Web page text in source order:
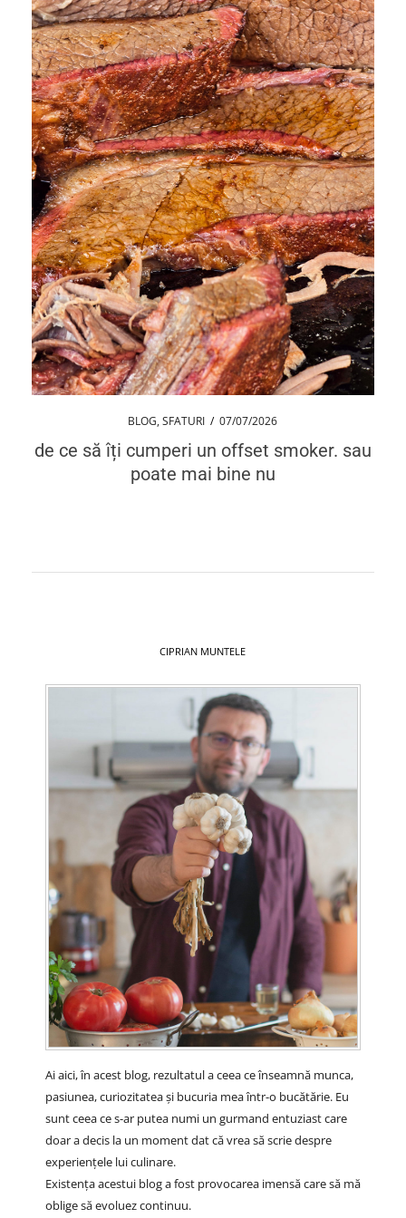
BLOG,SFATURI / 07/07/2026
de ce să îți cumperi un offset smoker. sau
poate mai bine nu
CIPRIAN MUNTELE
Ai aici, în acest blog, rezultatul a ceea ce înseamnă munca,
pasiunea, curiozitatea și bucuria mea într-o bucătărie. Eu
sunt ceea ce s-ar putea numi un gurmand entuziast care
doar a decis la un moment dat că vrea să scrie despre
experiențele lui culinare.
Existența acestui blog a fost provocarea imensă care să mă
oblige să evoluez continuu.